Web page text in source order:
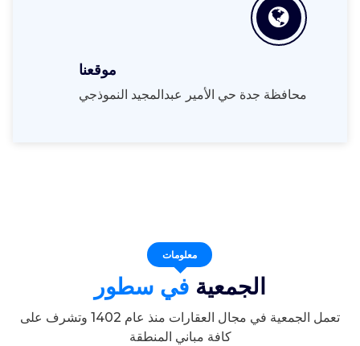
موقعنا
محافظة جدة حي الأمير عبدالمجيد النموذجي
معلومات
الجمعيةفي سطور
تعمل الجمعية في مجال العقارات منذ عام 1402 وتشرف على
كافة مباني المنطقة